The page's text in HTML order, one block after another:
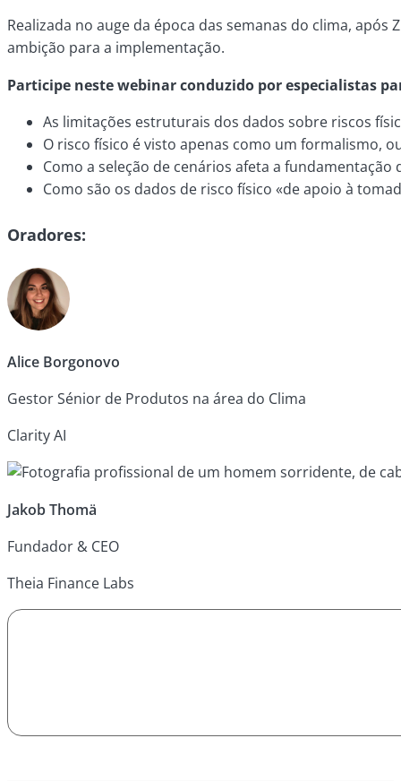
Realizada no auge da época das semanas do clima,
ambição para a implementação.
Participe neste webinar conduzido por especialistas
As limitações estruturais dos dados sobre riscos
O risco físico é visto apenas como um formalismo,
Como a seleção de cenários afeta a fundamentação
Como são os dados de risco físico «de apoio à
Oradores:
Alice Borgonovo
Gestor Sénior de Produtos na área do Clima
Clarity AI
Jakob Thomä
Fundador & CEO
Theia Finance Labs